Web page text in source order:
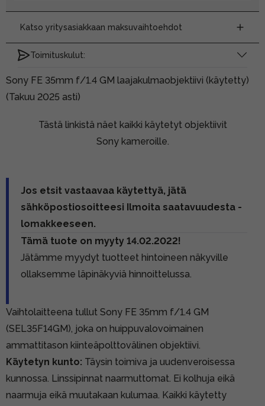
Katso yritysasiakkaan maksuvaihtoehdot
Toimituskulut:
Sony FE 35mm f/1.4 GM laajakulmaobjektiivi (käytetty)
(Takuu 2025 asti)
Tästä linkistä näet kaikki käytetyt objektiivit
Sony kameroille.
Jos etsit vastaavaa käytettyä, jätä
sähköpostiosoitteesi Ilmoita saatavuudesta -
lomakkeeseen.
Tämä tuote on myyty 14.02.2022!
Jätämme myydyt tuotteet hintoineen näkyville
ollaksemme läpinäkyviä hinnoittelussa.
Vaihtolaitteena tullut Sony FE 35mm f/1.4 GM
(SEL35F14GM), joka on huippuvalovoimainen
ammattitason kiinteäpolttovälinen objektiivi.
Käytetyn kunto: Täysin toimiva ja uudenveroisessa
kunnossa. Linssipinnat naarmuttomat. Ei kolhuja eikä
naarmuja eikä muutakaan kulumaa. Kaikki käytetty